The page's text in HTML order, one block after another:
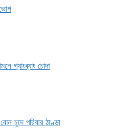
গ্যাংব্যাং চোদা
চুদে পরিবার ঠাণ্ডা